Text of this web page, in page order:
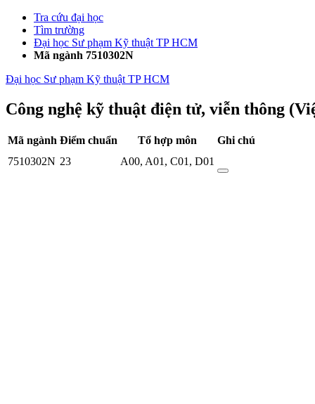
Tra cứu đại học
Tìm trường
Đại học Sư phạm Kỹ thuật TP HCM
Mã ngành 7510302N
Đại học Sư phạm Kỹ thuật TP HCM
Công nghệ kỹ thuật điện tử, viễn thông
Mã ngành Điểm chuẩn Tổ hợp môn
Ghi chú
7510302N 23 A00, A01, C01, D01